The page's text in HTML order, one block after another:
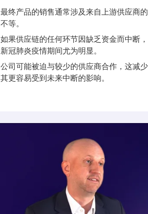
最终产品的销售通常涉及来自上游供应商
不等。
如果供应链的任何环节因缺乏资金而中断
新冠肺炎疫情期间尤为明显。
公司可能被迫与较少的供应商合作，这减
其更容易受到未来中断的影响。